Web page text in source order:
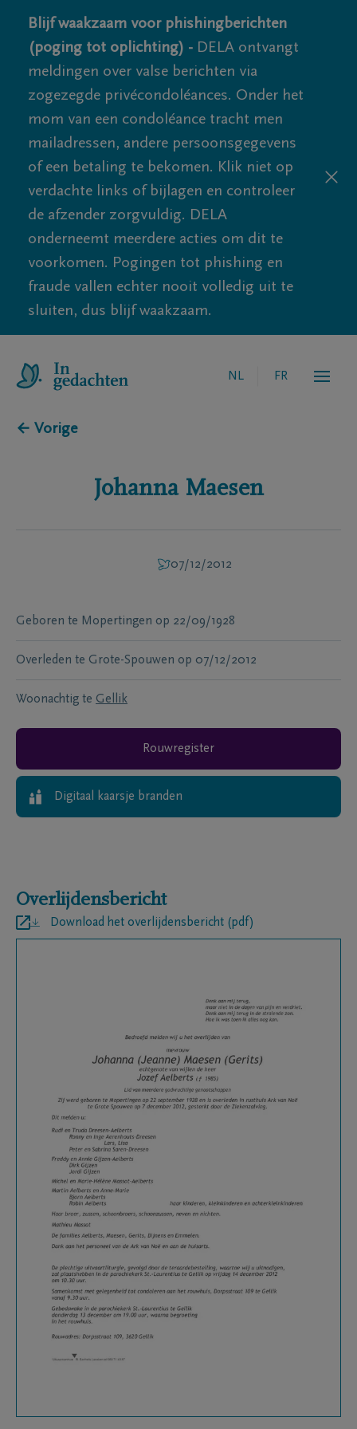
Blijf waakzaam voor phishingberichten
(poging tot oplichting) - DELA ontvangt
meldingen over valse berichten via
zogezegde privécondoléances. Onder het
mom van een condoléance tracht men
mailadressen, andere persoonsgegevens
of een betaling te bekomen. Klik niet op
verdachte links of bijlagen en controleer
de afzender zorgvuldig. DELA
onderneemt meerdere acties om dit te
voorkomen. Pogingen tot phishing en
fraude vallen echter nooit volledig uit te
sluiten, dus blijf waakzaam.
NL FR
← Vorige
Johanna Maesen
07/12/2012
Geboren te Mopertingen op 22/09/1928
Overleden te Grote-Spouwen op 07/12/2012
Woonachtig te Gellik
Rouwregister
Digitaal kaarsje branden
Overlijdensbericht
Download het overlijdensbericht (pdf)